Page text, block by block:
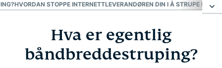
HVORDAN STOPPE INTERNETTLEVERANDØREN DIN I Å STRUPE
Hva er egentlig båndbreddestruping?
Hvorfor struper internettleverandører internett?
Hva er egentlig
båndbreddestruping?